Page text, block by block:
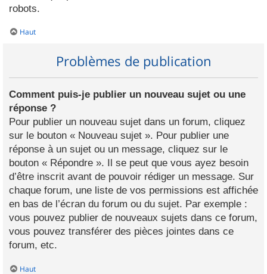
robots.
Haut
Problèmes de publication
Comment puis-je publier un nouveau sujet ou une
réponse ?
Pour publier un nouveau sujet dans un forum, cliquez
sur le bouton « Nouveau sujet ». Pour publier une
réponse à un sujet ou un message, cliquez sur le
bouton « Répondre ». Il se peut que vous ayez besoin
d’être inscrit avant de pouvoir rédiger un message. Sur
chaque forum, une liste de vos permissions est affichée
en bas de l’écran du forum ou du sujet. Par exemple :
vous pouvez publier de nouveaux sujets dans ce forum,
vous pouvez transférer des pièces jointes dans ce
forum, etc.
Haut